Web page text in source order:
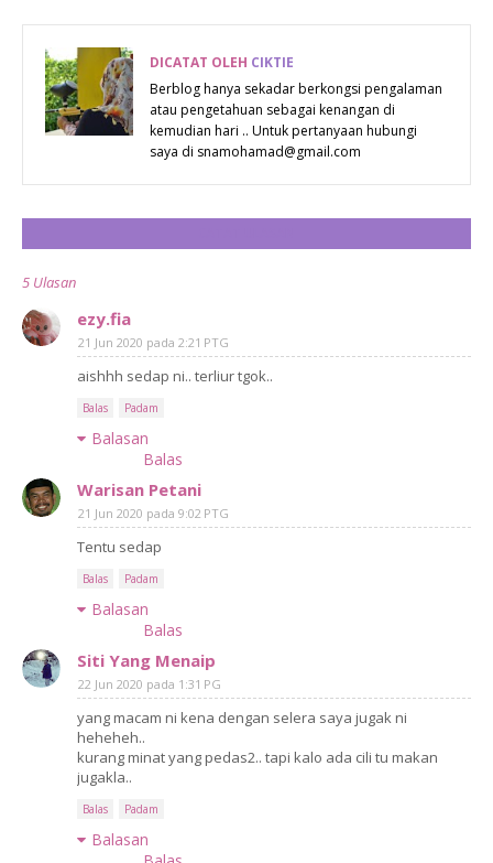
PEDAS
SPICY,
ANCHORY)
BY
SPICYMAMA
DICATAT OLEH CIKTIE
Berblog hanya sekadar berkongsi pengalaman
atau pengetahuan sebagai kenangan di
kemudian hari .. Untuk pertanyaan hubungi
saya di snamohamad@gmail.com
5 Ulasan
ezy.fia
21 Jun 2020 pada 2:21 PTG
aishhh sedap ni.. terliur tgok..
Balas Padam
Balasan
Balas
Warisan Petani
21 Jun 2020 pada 9:02 PTG
Tentu sedap
Balas Padam
Balasan
Balas
Siti Yang Menaip
22 Jun 2020 pada 1:31 PG
yang macam ni kena dengan selera saya jugak ni
heheheh..
kurang minat yang pedas2.. tapi kalo ada cili tu makan
jugakla..
Balas Padam
Balasan